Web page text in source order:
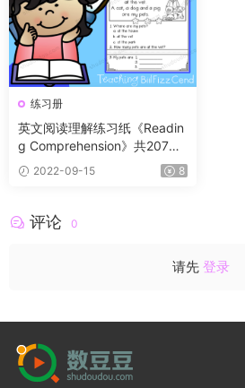
练习册
英文阅读理解练习纸《Readin
g Comprehension》共207页
高清原版PDF合集 适合国内幼
儿园至小学三年级
2022-09-15 8
评论 0
请先 登录